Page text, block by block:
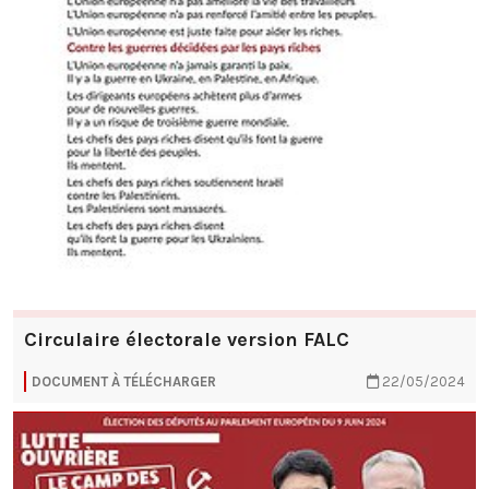
Circulaire électorale version FALC
DOCUMENT À TÉLÉCHARGER 22/05/2024